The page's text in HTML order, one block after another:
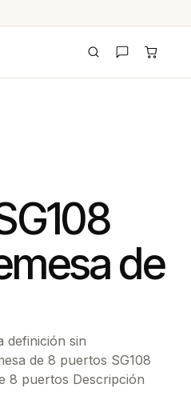
de
definición sin
de 8 puertos SG108
8 puertos Descripción